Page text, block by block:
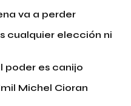
va a perder
cualquier elección ni
poder es canijo
Michel Cioran